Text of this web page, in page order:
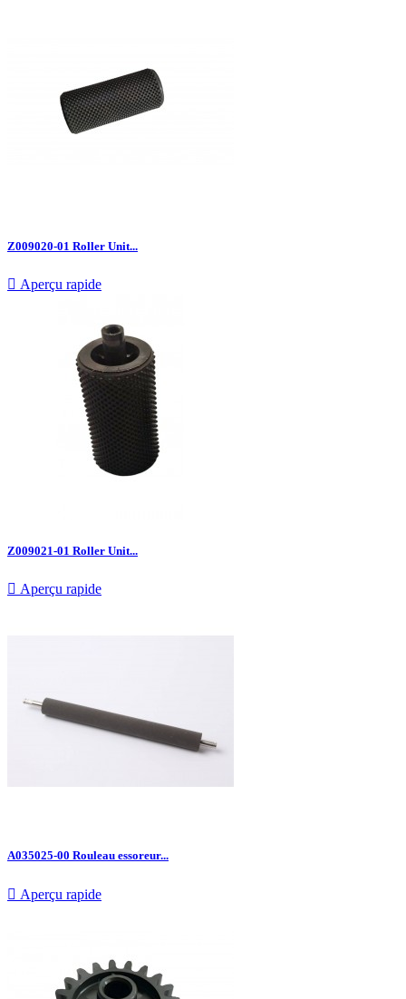
Z009020-01 Roller Unit...
 Aperçu rapide
Z009021-01 Roller Unit...
 Aperçu rapide
A035025-00 Rouleau essoreur...
 Aperçu rapide